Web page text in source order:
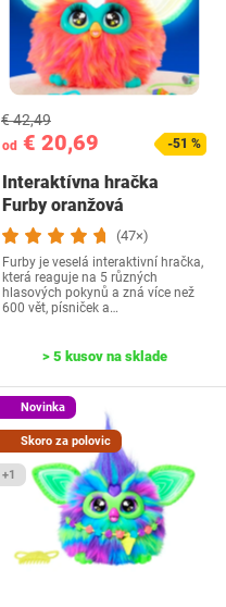
od € 20,69
€ 42,49
-51 %
Interaktívna hračka
Furby ‎oranžová
(47×)
Furby je veselá interaktivní hračka,
která reaguje na 5 různých
hlasových pokynů a zná více než
600 vět, písniček a…
> 5 kusov na sklade
Novinka
Skoro za polovic
+1